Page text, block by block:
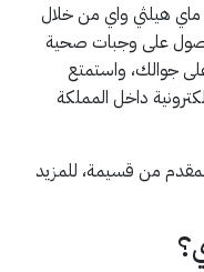
هيلثي واي من خلال
على وجبات صحية
جوالك، واستمتع
داخل المملكة
من قسيمة، للمزيد